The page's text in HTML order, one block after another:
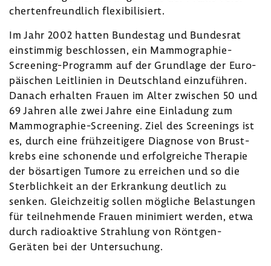
cher­ten­freund­lich flexi­bi­li­siert.
Im Jahr 2002 hatten Bundestag und Bundesrat
einstimmig beschlossen, ein Mammographie-​
Screening-Programm auf der Grund­lage der Euro­
päi­schen Leit­li­nien in Deutsch­land einzu­führen.
Danach erhalten Frauen im Alter zwischen 50 und
69 Jahren alle zwei Jahre eine Einla­dung zum
Mammographie-​Screening. Ziel des Scree­nings ist
es, durch eine früh­zei­ti­gere Diagnose von Brust­
krebs eine scho­nende und erfolg­reiche Therapie
der bösar­tigen Tumore zu errei­chen und so die
Sterb­lich­keit an der Erkran­kung deut­lich zu
senken. Gleich­zeitig sollen mögliche Belas­tungen
für teil­neh­mende Frauen mini­miert werden, etwa
durch radio­ak­tive Strah­lung von Röntgen-​
Geräten bei der Unter­su­chung.